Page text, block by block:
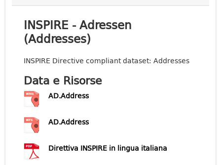
INSPIRE - Adressen
(Addresses)
INSPIRE Directive compliant dataset: Addresses
Data e Risorse
AD.Address
AD.Address
Direttiva INSPIRE in lingua italiana